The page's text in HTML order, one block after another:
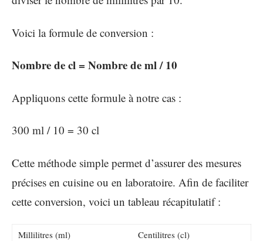
Voici la formule de conversion :
Nombre de cl = Nombre de ml / 10
Appliquons cette formule à notre cas :
300 ml / 10 = 30 cl
Cette méthode simple permet d’assurer des mesures
précises en cuisine ou en laboratoire. Afin de faciliter
cette conversion, voici un tableau récapitulatif :
Millilitres (ml)
Centilitres (cl)